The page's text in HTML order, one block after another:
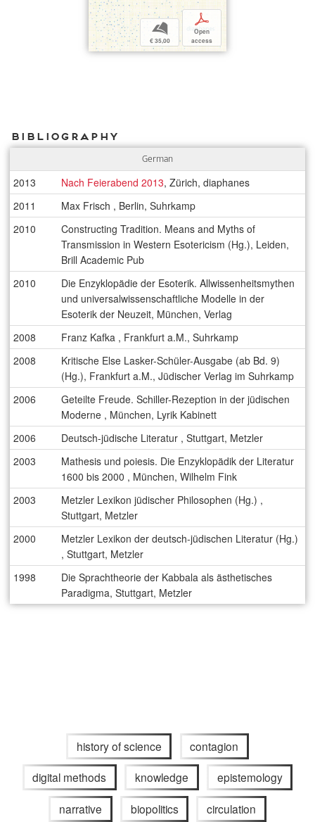
b
€ 35,00
p
Open
access
Bibliography
German
2013 Nach Feierabend 2013, Zürich, diaphanes
2011
Max Frisch , Berlin, Suhrkamp
2010
Constructing Tradition. Means and Myths of
Transmission in Western Esotericism (Hg.), Leiden,
Brill Academic Pub
2010
Die Enzyklopädie der Esoterik. Allwissenheitsmythen
und universalwissenschaftliche Modelle in der
Esoterik der Neuzeit, München, Verlag
2008
Franz Kafka , Frankfurt a.M., Suhrkamp
2008
Kritische Else Lasker-Schüler-Ausgabe (ab Bd. 9)
(Hg.), Frankfurt a.M., Jüdischer Verlag im Suhrkamp
2006
Geteilte Freude. Schiller-Rezeption in der jüdischen
Moderne , München, Lyrik Kabinett
2006
Deutsch-jüdische Literatur , Stuttgart, Metzler
2003
Mathesis und poiesis. Die Enzyklopädik der Literatur
1600 bis 2000 , München, Wilhelm Fink
2003
Metzler Lexikon jüdischer Philosophen (Hg.) ,
Stuttgart, Metzler
2000
Metzler Lexikon der deutsch-jüdischen Literatur (Hg.)
, Stuttgart, Metzler
1998
Die Sprachtheorie der Kabbala als ästhetisches
Paradigma, Stuttgart, Metzler
history of science contagion
digital methods knowledge epistemology
narrative biopolitics circulation